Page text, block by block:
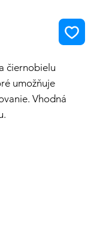
čiernobielu
umožňuje
Vhodná